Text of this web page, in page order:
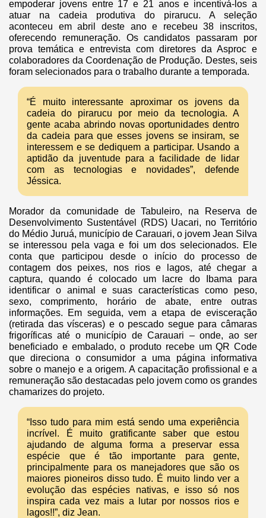
empoderar jovens entre 17 e 21 anos e incentivá-los a
atuar na cadeia produtiva do pirarucu. A seleção
aconteceu em abril deste ano e recebeu 38 inscritos,
oferecendo remuneração. Os candidatos passaram por
prova temática e entrevista com diretores da Asproc e
colaboradores da Coordenação de Produção. Destes, seis
foram selecionados para o trabalho durante a temporada.
“É muito interessante aproximar os jovens da
cadeia do pirarucu por meio da tecnologia. A
gente acaba abrindo novas oportunidades dentro
da cadeia para que esses jovens se insiram, se
interessem e se dediquem a participar. Usando a
aptidão da juventude para a facilidade de lidar
com as tecnologias e novidades”, defende
Jéssica.
Morador da comunidade de Tabuleiro, na Reserva de
Desenvolvimento Sustentável (RDS) Uacari, no Território
do Médio Juruá, município de Carauari, o jovem Jean Silva
se interessou pela vaga e foi um dos selecionados. Ele
conta que participou desde o início do processo de
contagem dos peixes, nos rios e lagos, até chegar a
captura, quando é colocado um lacre do Ibama para
identificar o animal e suas características como peso,
sexo, comprimento, horário de abate, entre outras
informações. Em seguida, vem a etapa de evisceração
(retirada das vísceras) e o pescado segue para câmaras
frigoríficas até o município de Carauari – onde, ao ser
beneficiado e embalado, o produto recebe um QR Code
que direciona o consumidor a uma página informativa
sobre o manejo e a origem. A capacitação profissional e a
remuneração são destacadas pelo jovem como os grandes
chamarizes do projeto.
“Isso tudo para mim está sendo uma experiência
incrível. É muito gratificante saber que estou
ajudando de alguma forma a preservar essa
espécie que é tão importante para gente,
principalmente para os manejadores que são os
maiores pioneiros disso tudo. É muito lindo ver a
evolução das espécies nativas, e isso só nos
inspira cada vez mais a lutar por nossos rios e
lagos!!”, diz Jean.